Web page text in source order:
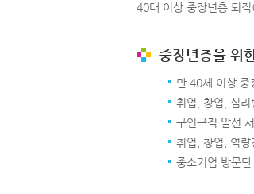
40대 이상 중장년층 퇴
중장년층을 위
만 40세 이상 중
취업, 창업, 심
구인구직 알선
취업, 창업, 역량
중소기업 방문